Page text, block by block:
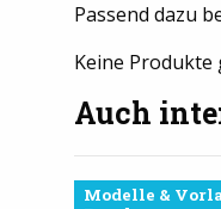
Passend dazu
Keine Produkte
Auch
Modelle &